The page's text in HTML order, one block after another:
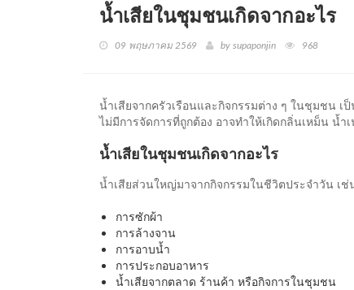
น้ำเสียในชุมชนเกิดจากอะไร
09 พฤษภาคม 2569 by supaponjin 968
น้ำเสียจากครัวเรือนและกิจกรรมต่าง ๆ ในชุมชน
ไม่มีการจัดการที่ถูกต้อง อาจทำให้เกิดกลิ่นเหม็น น้
น้ำเสียในชุมชนเกิดจากอะไร
น้ำเสียส่วนใหญ่มาจากกิจกรรมในชีวิตประจำวัน เช่
การซักผ้า
การล้างจาน
การอาบน้ำ
การประกอบอาหาร
น้ำเสียจากตลาด ร้านค้า หรือกิจการในชุมชน